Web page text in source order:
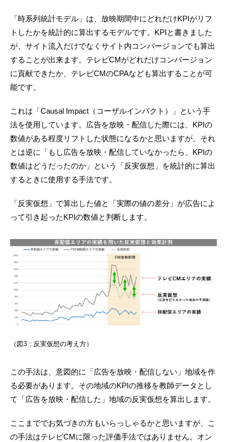
「時系列統計モデル」は、放映期間中にどれだけKPIがリフ
トしたかを統計的に算出するモデルです。KPIと書きました
が、サイト流入だけでなくサイト内コンバージョンでも算出
することが出来ます。テレビCMがどれだけコンバージョン
に貢献できたか、テレビCMのCPAなども算出することが可
能です。
これは「Causal Impact（コーザルインパクト）」という手
法を使用しています。広告を放映・配信した際には、KPIの
数値がある程度リフトした状態になるかと思いますが、それ
とは逆に「もし広告を放映・配信していなかったら、KPIの
数値はどうだったのか」という「反実仮想」を統計的に算出
するときに使用する手法です。
「反実仮想」で算出した値と「実際の値の差分」が広告によ
って引き起ったKPIの数値と判断します。
（図3：反実仮想の考え方）
この手法は、意図的に「広告を放映・配信しない」地域を作
る必要があります。その地域のKPIの推移を教師データとし
て「広告を放映・配信した」地域の反実仮想を算出します。
ここまででお気づきの方もいらっしゃるかと思いますが、こ
の手法はテレビCMに限った評価手法ではありません。オン